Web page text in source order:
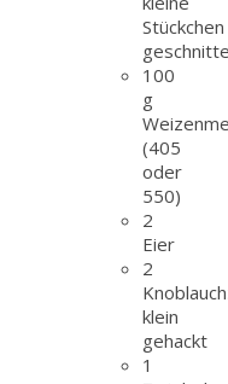
Stückchen
100
g
(405
oder
550)
2
Eier
2
klein
gehackt
1